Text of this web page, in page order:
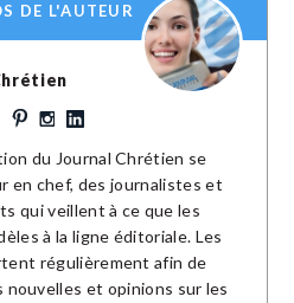
DE L'AUTEUR
du Journal Chrétien se
en chef, des journalistes et
qui veillent à ce que les
à la ligne éditoriale. Les
régulièrement afin de
et opinions sur les